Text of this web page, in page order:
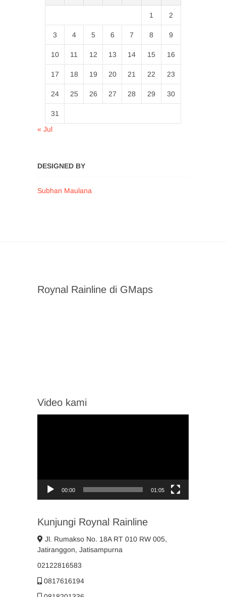
1 2
3 4 5 6 7 8 9
10 11 12 13 14 15 16
17 18 19 20 21 22 23
24 25 26 27 28 29 30
31
« Jul
DESIGNED BY
Subhan Maulana
Roynal Rainline di GMaps
Video kami
00:00 01:05
Kunjungi Roynal Rainline
Jl. Rumakso No. 18A RT 010 RW 005,
Jatiranggon, Jatisampurna
02122816583
0817616194